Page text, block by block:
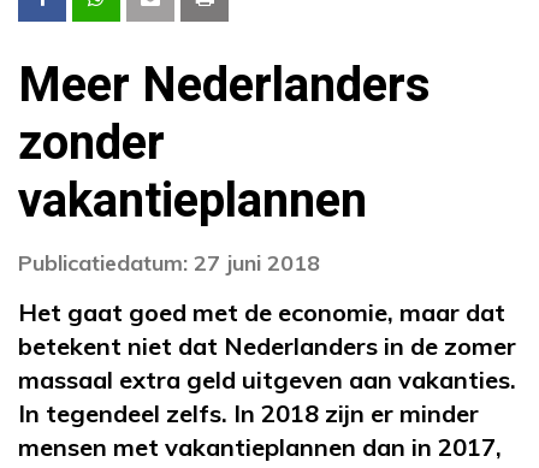
Meer Nederlanders
zonder
vakantieplannen
Publicatiedatum: 27 juni 2018
Het gaat goed met de economie, maar dat
betekent niet dat Nederlanders in de zomer
massaal extra geld uitgeven aan vakanties.
In tegendeel zelfs. In 2018 zijn er minder
mensen met vakantieplannen dan in 2017,